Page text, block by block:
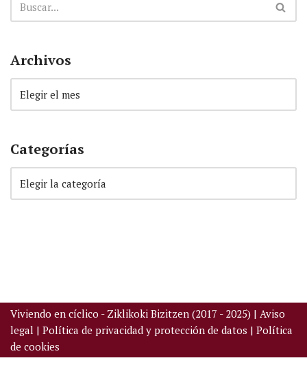
Archivos
Categorías
Viviendo en cíclico - Ziklikoki Bizitzen (2017 - 2025) | Aviso
legal | Política de privacidad y protección de datos | Política
de cookies